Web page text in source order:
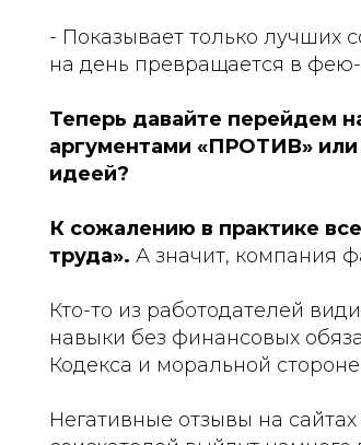
- Показывает только лучших
на день превращается в
Теперь давайте перейдем
аргументами «ПРОТИВ»
идеей?
К сожалению в практике
труда». А значит, компания
Кто-то из работодателей
навыки без финансовых
Кодекса и моральной
Негативные отзывы на